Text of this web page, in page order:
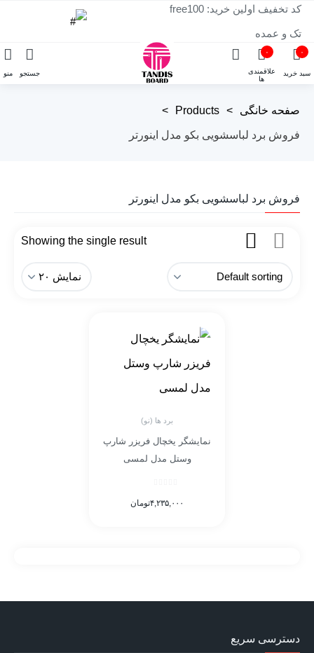
کد تخفیف اولین خرید: free100
تک و عمده
۰
سبد خرید
۰
علاقمندی
ها
منو جستجو
صفحه خانگی >
Products
>
فروش برد لباسشویی بکو مدل اینورتر
فروش برد لباسشویی بکو مدل اینورتر
Showing the single result
برد ها (نو)
نمایشگر یخچال فریزر شارپ
وستل مدل لمسی
تومان۴,۲۳۵,۰۰۰
دسترسی سریع